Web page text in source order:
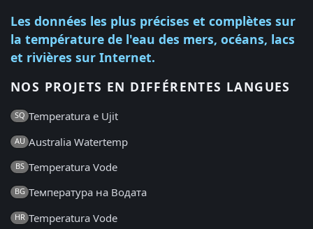
Les données les plus précises et complètes sur
la température de l'eau des mers, océans, lacs
et rivières sur Internet.
NOS PROJETS EN DIFFÉRENTES LANGUES
SQ Temperatura e Ujit
AU Australia Watertemp
BS Temperatura Vode
BG Температура на Водата
HR Temperatura Vode